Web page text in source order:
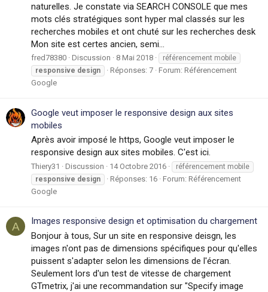
naturelles. Je constate via SEARCH CONSOLE que mes
mots clés stratégiques sont hyper mal classés sur les
recherches mobiles et ont chuté sur les recherches desk
Mon site est certes ancien, semi...
fred78380 Discussion 8 Mai 2018
référencement mobile
responsive design Réponses: 7 Forum: Référencement
Google
Google veut imposer le responsive design aux sites
mobiles
Après avoir imposé le https, Google veut imposer le
responsive design aux sites mobiles. C'est ici.
Thiery31 Discussion 14 Octobre 2016
référencement mobile
responsive design Réponses: 16 Forum: Référencement
Google
A
Images responsive design et optimisation du chargement
Bonjour à tous, Sur un site en responsive deisgn, les
images n'ont pas de dimensions spécifiques pour qu'elles
puissent s'adapter selon les dimensions de l'écran.
Seulement lors d'un test de vitesse de chargement
GTmetrix, j'ai une recommandation sur "Specify image